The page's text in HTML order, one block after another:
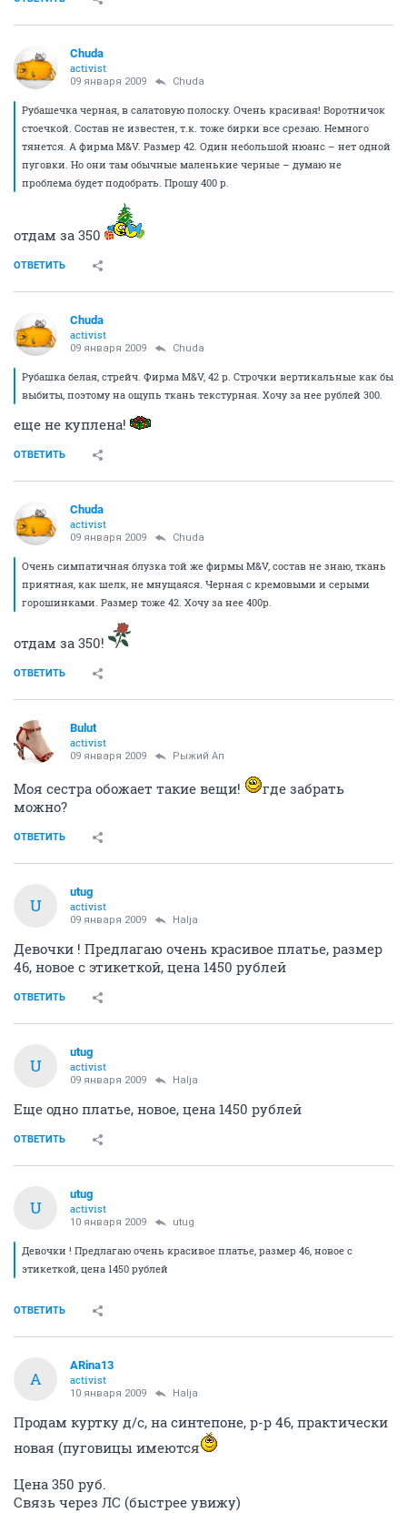
Chuda
activist
09 января 2009 Chuda
Рубашечка черная, в салатовую полоску. Очень красивая! Воротничок
стоечкой. Состав не известен, т.к. тоже бирки все срезаю. Немного
тянется. А фирма M&V. Размер 42. Один небольшой нюанс – нет одной
пуговки. Но они там обычные маленькие черные – думаю не
проблема будет подобрать. Прошу 400 р.
отдам за 350
ОТВЕТИТЬ
Chuda
activist
09 января 2009 Chuda
Рубашка белая, стрейч. Фирма M&V, 42 р. Строчки вертикальные как бы
выбиты, поэтому на ощупь ткань текстурная. Хочу за нее рублей 300.
еще не куплена!
ОТВЕТИТЬ
Chuda
activist
09 января 2009 Chuda
Очень симпатичная блузка той же фирмы M&V, состав не знаю, ткань
приятная, как шелк, не мнущаяся. Черная с кремовыми и серыми
горошинками. Размер тоже 42. Хочу за нее 400р.
отдам за 350!
ОТВЕТИТЬ
Bulut
activist
09 января 2009 Рыжий Ап
Моя сестра обожает такие вещи!
где забрать
можно?
ОТВЕТИТЬ
U
utug
activist
09 января 2009 Halja
Девочки ! Предлагаю очень красивое платье, размер
46, новое с этикеткой, цена 1450 рублей
ОТВЕТИТЬ
U
utug
activist
09 января 2009 Halja
Еще одно платье, новое, цена 1450 рублей
ОТВЕТИТЬ
U
utug
activist
10 января 2009 utug
Девочки ! Предлагаю очень красивое платье, размер 46, новое с
этикеткой, цена 1450 рублей
ОТВЕТИТЬ
A
ARina13
activist
10 января 2009 Halja
Продам куртку д/с, на синтепоне, р-р 46, практически
новая (пуговицы имеются
Цена 350 руб.
Связь через ЛС (быстрее увижу)